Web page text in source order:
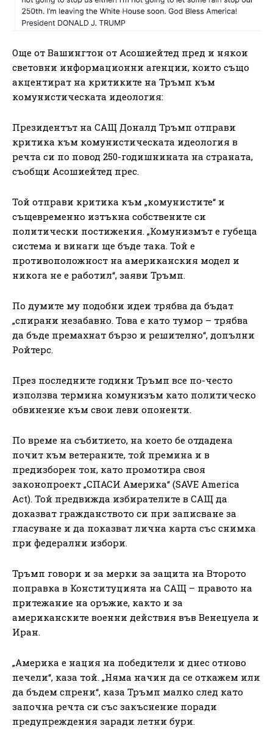
Още от Вашингтон от Асошиейтед пред и някои
световни информационни агенции, които също
акцентират на критиките на Тръмп към
комунистическата идеология:
Президентът на САЩ Доналд Тръмп отправи
критика към комунистическата идеология в
речта си по повод 250-годишнината на страната,
съобщи Асошиейтед прес.
Той отправи критика към „комунистите“ и
същевременно изтъкна собствените си
политически постижения. „Комунизмът е губеща
система и винаги ще бъде така. Той е
противоположност на американския модел и
никога не е работил“, заяви Тръмп.
По думите му подобни идеи трябва да бъдат
„спирани незабавно. Това е като тумор – трябва
да бъде премахнат бързо и решително“, допълни
Ройтерс.
През последните години Тръмп все по-често
използва термина комунизъм като политическо
обвинение към свои леви опоненти.
По време на събитието, на което бе отдадена
почит към ветераните, той премина и в
предизборен тон, като промотира своя
законопроект „СПАСИ Америка“ (SAVE America
Act). Той предвижда избирателите в САЩ да
доказват гражданството си при записване за
гласуване и да показват лична карта със снимка
при федерални избори.
Тръмп говори и за мерки за защита на Второто
поправка в Конституцията на САЩ – правото на
притежание на оръжие, както и за
американските военни действия във Венецуела и
Иран.
„Америка е нация на победители и днес отново
печели“, каза той. „Няма начин да се откажем или
да бъдем спрени“, каза Тръмп малко след като
започна речта си със закъснение поради
предупреждения заради летни бури.